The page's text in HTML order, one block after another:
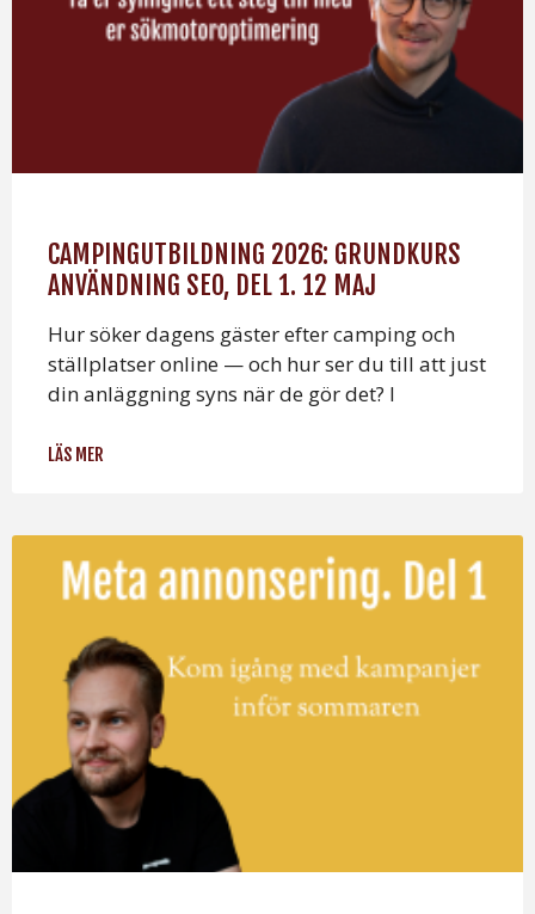
CAMPINGUTBILDNING 2026: GRUNDKURS
ANVÄNDNING SEO, DEL 1. 12 MAJ
Hur söker dagens gäster efter camping och
ställplatser online — och hur ser du till att just
din anläggning syns när de gör det? I
LÄS MER